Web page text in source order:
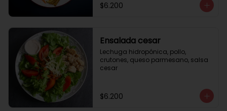
$6.200
Ensalada cesar
Lechuga hidropónica, pollo,
crutones, queso parmesano, salsa
cesar
$6.200